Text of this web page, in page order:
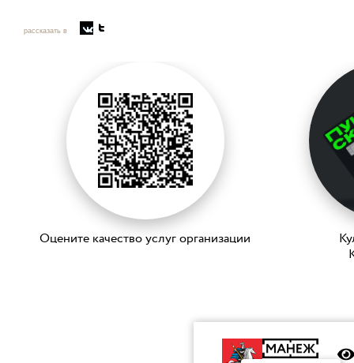
рассказать в
Оцените качество услуг организации